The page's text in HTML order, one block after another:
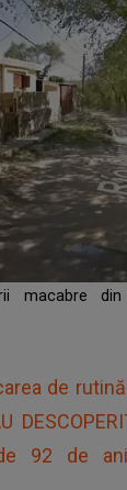
macabre din
de
92 de